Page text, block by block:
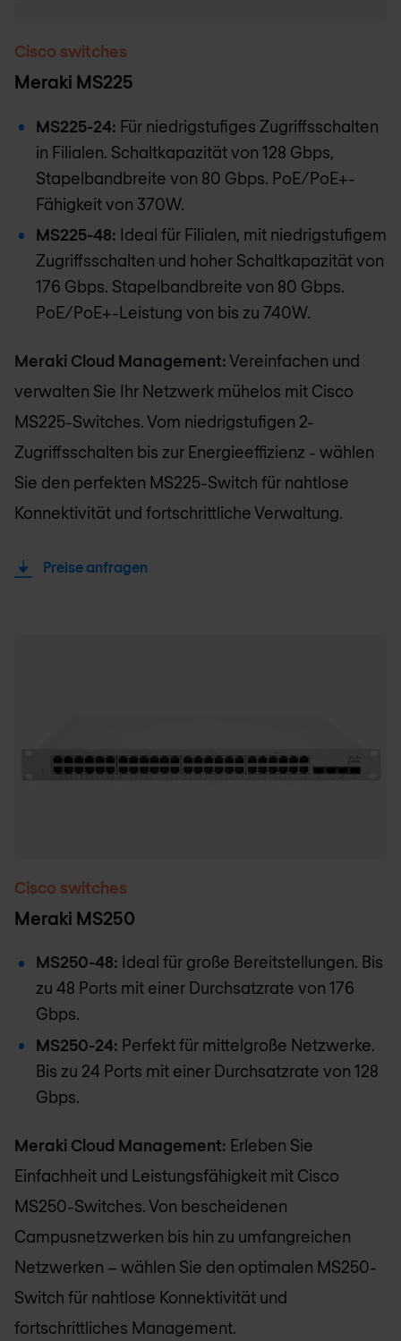
Cisco switches
Meraki MS225
MS225-24: Für niedrigstufiges Zugriffsschalten
in Filialen. Schaltkapazität von 128 Gbps,
Stapelbandbreite von 80 Gbps. PoE/PoE+-
Fähigkeit von 370W.
MS225-48: Ideal für Filialen, mit niedrigstufigem
Zugriffsschalten und hoher Schaltkapazität von
176 Gbps. Stapelbandbreite von 80 Gbps.
PoE/PoE+-Leistung von bis zu 740W.
Meraki Cloud Management:Vereinfachen und
verwalten Sie Ihr Netzwerk mühelos mit Cisco
MS225-Switches. Vom niedrigstufigen 2-
Zugriffsschalten bis zur Energieeffizienz - wählen
Sie den perfekten MS225-Switch für nahtlose
Konnektivität und fortschrittliche Verwaltung.
Preise anfragen
Cisco switches
Meraki MS250
MS250-48: Ideal für große Bereitstellungen. Bis
zu 48 Ports mit einer Durchsatzrate von 176
Gbps.
MS250-24: Perfekt für mittelgroße Netzwerke.
Bis zu 24 Ports mit einer Durchsatzrate von 128
Gbps.
Meraki Cloud Management: Erleben Sie
Einfachheit und Leistungsfähigkeit mit Cisco
MS250-Switches. Von bescheidenen
Campusnetzwerken bis hin zu umfangreichen
Netzwerken – wählen Sie den optimalen MS250-
Switch für nahtlose Konnektivität und
fortschrittliches Management.